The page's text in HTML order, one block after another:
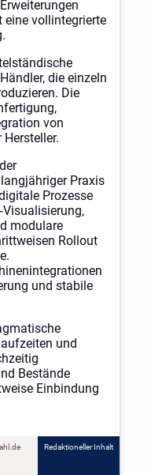
eine vollintegrierte
die einzeln
Die
von
Praxis
Prozesse
modulare
Rollout
und stabile
und
Bestände
Einbindung
Redaktioneller Inhalt